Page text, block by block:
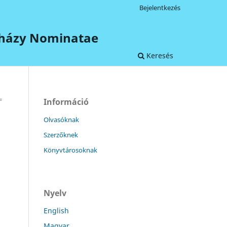
Nominatae
Keresés
Bejelentkezés
Információ
Olvasóknak
Szerzőknek
Könyvtárosoknak
Nyelv
English